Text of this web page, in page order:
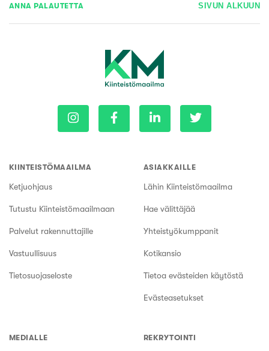
ANNA PALAUTETTA SIVUN ALKUUN
KIINTEISTÖMAAILMA
Ketjuohjaus
Tutustu Kiinteistömaailmaan
Palvelut rakennuttajille
Vastuullisuus
Tietosuojaseloste
ASIAKKAILLE
Lähin Kiinteistömaailma
Hae välittäjää
Yhteistyökumppanit
Kotikansio
Tietoa evästeiden käytöstä
Evästeasetukset
MEDIALLE REKRYTOINTI